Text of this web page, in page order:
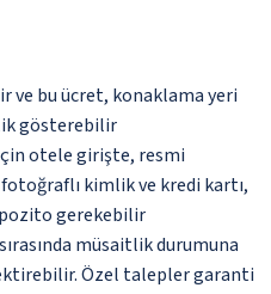
ve bu ücret, konaklama yeri
gösterebilir
otele girişte, resmi
kimlik ve kredi kartı,
gerekebilir
müsaitlik durumuna
Özel talepler garanti